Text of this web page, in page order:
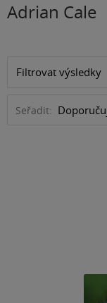
Adrian Cale
Filtrovat výsledky
Seřadit: